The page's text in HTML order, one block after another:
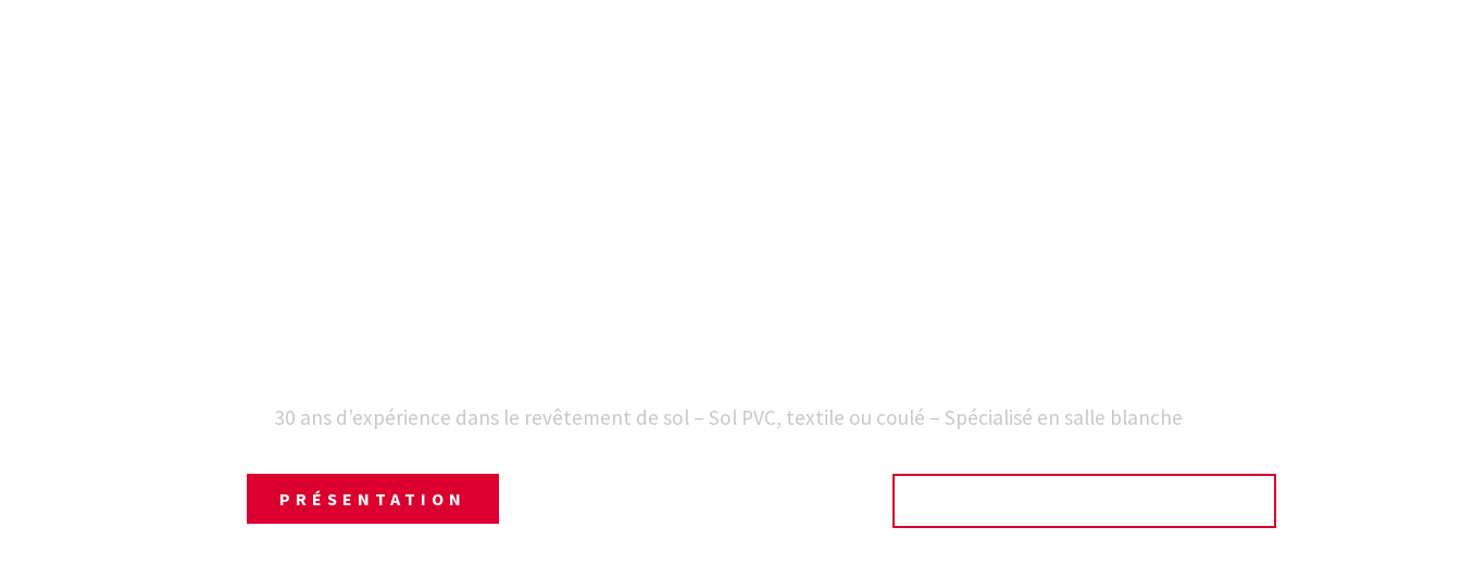
30 ans d’expérience dans le revêtement de sol – Sol PVC, textile ou coulé – Spécialisé en salle blanche
PRÉSENTATION